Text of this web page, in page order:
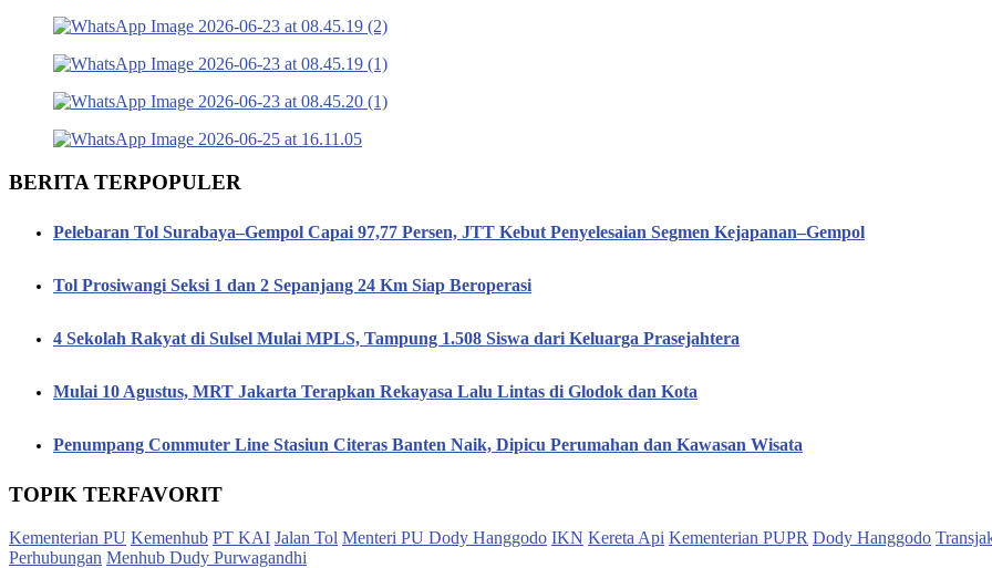
BERITA TERPOPULER
Pelebaran Tol Surabaya–Gempol Capai 97,77 Persen, JTT Kebut Penyelesaian Segmen Kejapanan–Gempol
Tol Prosiwangi Seksi 1 dan 2 Sepanjang 24 Km Siap Beroperasi
4 Sekolah Rakyat di Sulsel Mulai MPLS, Tampung 1.508 Siswa dari Keluarga Prasejahtera
Mulai 10 Agustus, MRT Jakarta Terapkan Rekayasa Lalu Lintas di Glodok dan Kota
Penumpang Commuter Line Stasiun Citeras Banten Naik, Dipicu Perumahan dan Kawasan Wisata
TOPIK TERFAVORIT
Kementerian PU Kemenhub PT KAI Jalan Tol Menteri PU Dody Hanggodo IKN Kereta Api Kementerian PUPR Dody Hanggodo
Perhubungan Menhub Dudy Purwagandhi